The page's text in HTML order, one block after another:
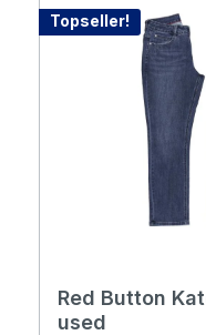
Topseller!
Red Button
used